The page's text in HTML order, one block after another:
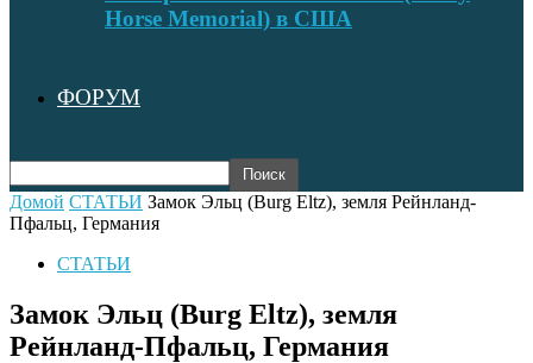
Horse Memorial) в США
ФОРУМ
Домой СТАТЬИ Замок Эльц (Burg Eltz), земля Рейнланд-
Пфальц, Германия
СТАТЬИ
Замок Эльц (Burg Eltz), земля
Рейнланд-Пфальц, Германия